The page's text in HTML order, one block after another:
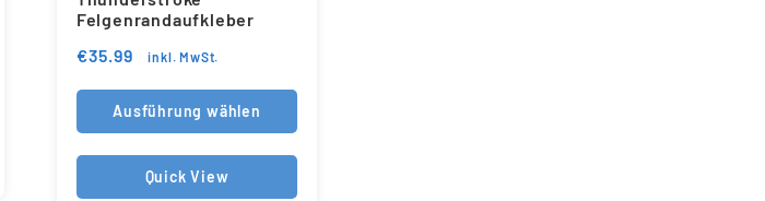
Felgenrandaufkleber
€35.99 inkl. MwSt.
Ausführung wählen
Quick View